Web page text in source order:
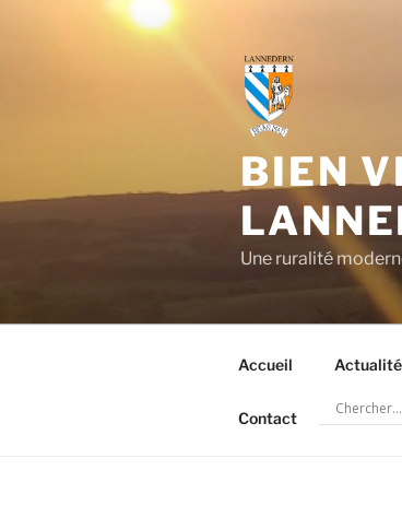
BIEN
Une ruralité
Accueil
Contact